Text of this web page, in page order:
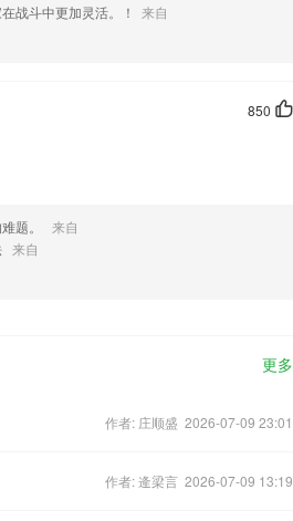
战斗中更加灵活。！
来自
850
题。
来自
来自
更多
作者: 庄顺盛 2026-07-09 23:01
作者: 逄梁言 2026-07-09 13:19